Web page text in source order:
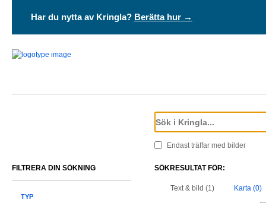
Har du nytta av Kringla? Berätta hur →
Endast träffar med bilder
SÖKRESULTAT FÖR:
Text & bild (1) Karta (0)
FILTRERA DIN SÖKNING
TYP